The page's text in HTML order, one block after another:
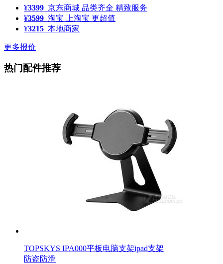
¥3399 京东商城 品类齐全 精致服务
¥3599 淘宝
上淘宝 更超值
¥3215 本地商家
更多报价
热门配件推荐
TOPSKYS IPA000平板电脑支架ipad支架
防盗防滑